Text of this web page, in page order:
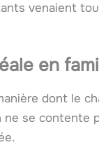
venaient
en
dont le
se contente